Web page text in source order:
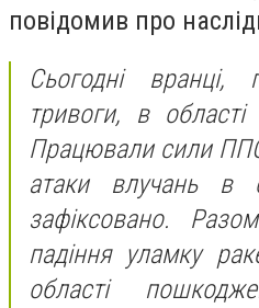
повідомив про
Сьогодні вранці,
тривоги, в
Працювали сили
атаки влучань в
зафіксовано.
падіння уламку
області